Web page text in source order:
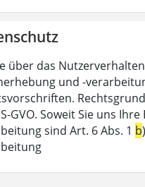
über das
und -
GVO. Soweit Sie uns
sind Art. 6 Abs. 1 b